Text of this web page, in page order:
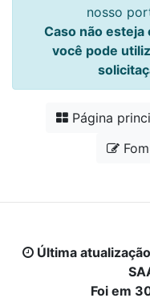
nosso
Caso não
você pode
Página
Última
Foi em